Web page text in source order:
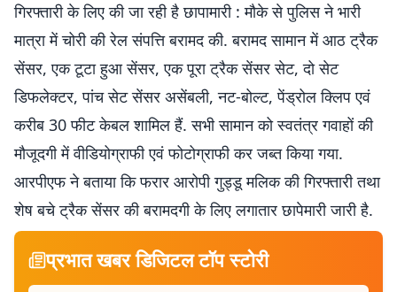
गिरफ्तारी के लिए की जा रही है छापामारी : मौके से पुलिस ने भारी
मात्रा में चोरी की रेल संपत्ति बरामद की. बरामद सामान में आठ ट्रैक
सेंसर, एक टूटा हुआ सेंसर, एक पूरा ट्रैक सेंसर सेट, दो सेट
डिफलेक्टर, पांच सेट सेंसर असेंबली, नट-बोल्ट, पेंड्रोल क्लिप एवं
करीब 30 फीट केबल शामिल हैं. सभी सामान को स्वतंत्र गवाहों की
मौजूदगी में वीडियोग्राफी एवं फोटोग्राफी कर जब्त किया गया.
आरपीएफ ने बताया कि फरार आरोपी गुड्डू मलिक की गिरफ्तारी तथा
शेष बचे ट्रैक सेंसर की बरामदगी के लिए लगातार छापेमारी जारी है.
प्रभात खबर डिजिटल टॉप स्टोरी